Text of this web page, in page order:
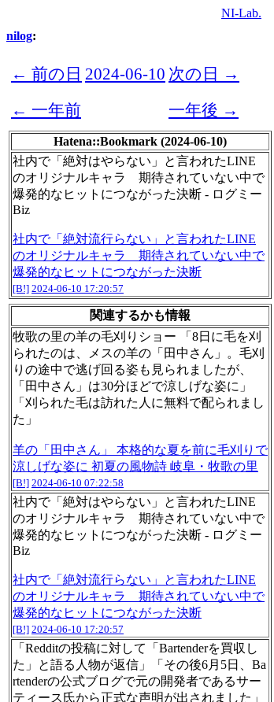
NI-Lab.
nilog:
← 前の日 2024-06-10 次の日 →
← 一年前
一年後 →
Hatena::Bookmark (2024-06-10)
社内で「絶対はやらない」と言われたLINE
のオリジナルキャラ 期待されていない中で
爆発的なヒットにつながった決断 - ログミー
Biz
社内で「絶対流行らない」と言われたLINE
のオリジナルキャラ 期待されていない中で
爆発的なヒットにつながった決断
[B!] 2024-06-10 17:20:57
関連するかも情報
牧歌の里の羊の毛刈りショー 「8日に毛を刈
られたのは、メスの羊の「田中さん」。毛刈
りの途中で逃げ回る姿も見られましたが、
「田中さん」は30分ほどで涼しげな姿に」
「刈られた毛は訪れた人に無料で配られまし
た」
羊の「田中さん」 本格的な夏を前に毛刈りで
涼しげな姿に 初夏の風物詩 岐阜・牧歌の里
[B!] 2024-06-10 07:22:58
社内で「絶対はやらない」と言われたLINE
のオリジナルキャラ 期待されていない中で
爆発的なヒットにつながった決断 - ログミー
Biz
社内で「絶対流行らない」と言われたLINE
のオリジナルキャラ 期待されていない中で
爆発的なヒットにつながった決断
[B!] 2024-06-10 17:20:57
「Redditの投稿に対して「Bartenderを買収し
た」と語る人物が返信」「その後6月5日、Ba
rtenderの公式ブログで元の開発者であるサー
ティース氏から正式な声明が出されました」